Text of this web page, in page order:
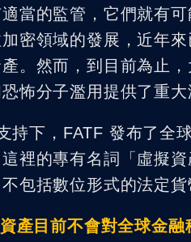
當的監管，它們就有
密領域的發展，近年
。然而，到目前為止
怖分子濫用提供了重大
持下，FATF 發布了全
裡的專有名詞「虛擬
包括數位形式的法定貨
產目前不會對全球金